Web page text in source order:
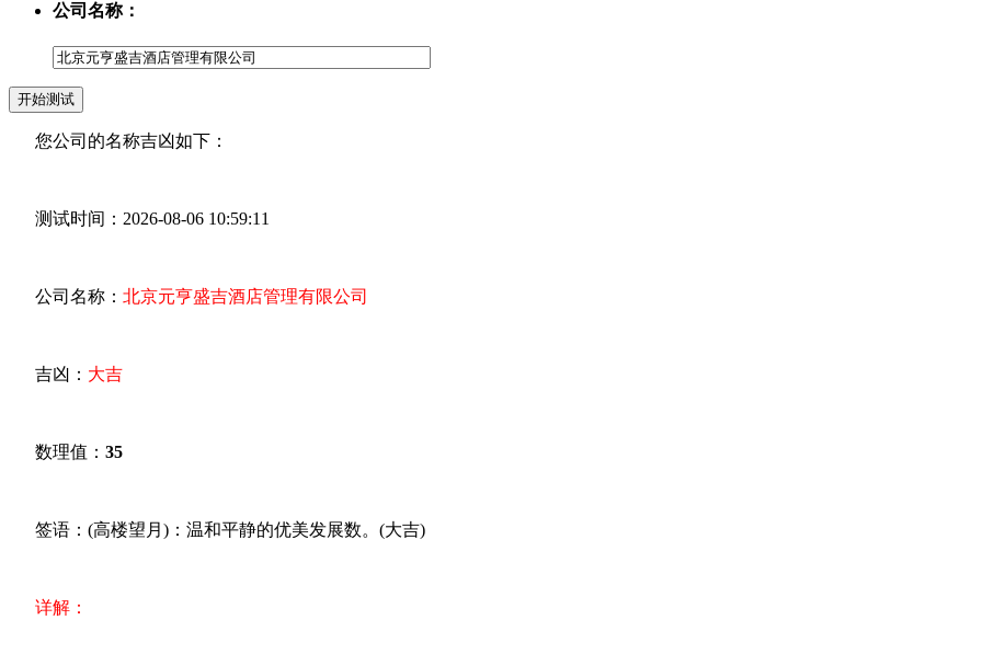
公司名称：
您公司的名称吉凶如下：
测试时间：2026-08-06 10:59:11
公司名称： 北京元亨盛吉酒店管理有限公司
吉凶： 大吉
数理值： 35
签语：(高楼望月)：温和平静的优美发展数。(大吉)
详解：